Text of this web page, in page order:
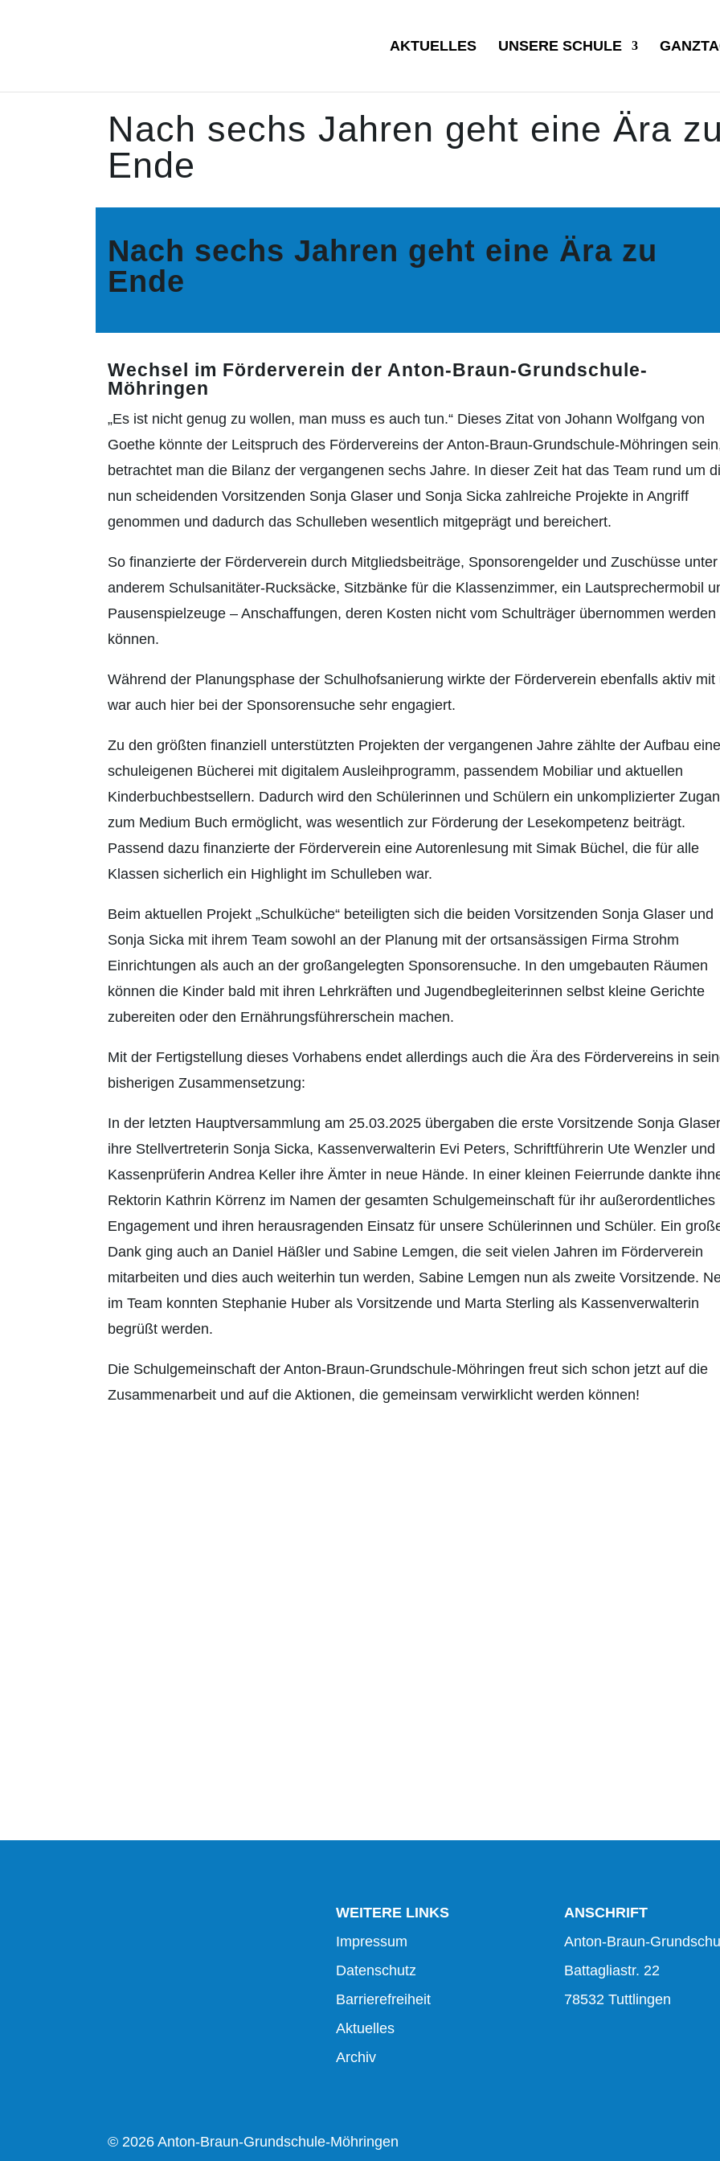
AKTUELLES UNSERE SCHULE
Nach sechs Jahren geht eine Ära zu
Ende
Nach sechs Jahren geht eine Ära zu
Ende
Wechsel im Förderverein der Anton-Braun-Grundschule-
Möhringen
„Es ist nicht genug zu wollen, man muss es auch tun.“ Dieses Zitat von Johann Wolfgang von
Goethe könnte der Leitspruch des Fördervereins der Anton-Braun-Grundschule-Möhringen
betrachtet man die Bilanz der vergangenen sechs Jahre. In dieser Zeit hat das Team rund um
nun scheidenden Vorsitzenden Sonja Glaser und Sonja Sicka zahlreiche Projekte in Angriff
genommen und dadurch das Schulleben wesentlich mitgeprägt und bereichert.
So finanzierte der Förderverein durch Mitgliedsbeiträge, Sponsorengelder und Zuschüsse unter
anderem Schulsanitäter-Rucksäcke, Sitzbänke für die Klassenzimmer, ein Lautsprechermobil
Pausenspielzeuge – Anschaffungen, deren Kosten nicht vom Schulträger übernommen werden
können.
Während der Planungsphase der Schulhofsanierung wirkte der Förderverein ebenfalls aktiv mit
war auch hier bei der Sponsorensuche sehr engagiert.
Zu den größten finanziell unterstützten Projekten der vergangenen Jahre zählte der Aufbau
schuleigenen Bücherei mit digitalem Ausleihprogramm, passendem Mobiliar und aktuellen
Kinderbuchbestsellern. Dadurch wird den Schülerinnen und Schülern ein unkomplizierter
zum Medium Buch ermöglicht, was wesentlich zur Förderung der Lesekompetenz beiträgt.
Passend dazu finanzierte der Förderverein eine Autorenlesung mit Simak Büchel, die für alle
Klassen sicherlich ein Highlight im Schulleben war.
Beim aktuellen Projekt „Schulküche“ beteiligten sich die beiden Vorsitzenden Sonja Glaser und
Sonja Sicka mit ihrem Team sowohl an der Planung mit der ortsansässigen Firma Strohm
Einrichtungen als auch an der großangelegten Sponsorensuche. In den umgebauten Räumen
können die Kinder bald mit ihren Lehrkräften und Jugendbegleiterinnen selbst kleine Gerichte
zubereiten oder den Ernährungsführerschein machen.
Mit der Fertigstellung dieses Vorhabens endet allerdings auch die Ära des Fördervereins in
bisherigen Zusammensetzung:
In der letzten Hauptversammlung am 25.03.2025 übergaben die erste Vorsitzende Sonja
ihre Stellvertreterin Sonja Sicka, Kassenverwalterin Evi Peters, Schriftführerin Ute Wenzler und
Kassenprüferin Andrea Keller ihre Ämter in neue Hände. In einer kleinen Feierrunde dankte
Rektorin Kathrin Körrenz im Namen der gesamten Schulgemeinschaft für ihr außerordentliches
Engagement und ihren herausragenden Einsatz für unsere Schülerinnen und Schüler. Ein
Dank ging auch an Daniel Häßler und Sabine Lemgen, die seit vielen Jahren im Förderverein
mitarbeiten und dies auch weiterhin tun werden, Sabine Lemgen nun als zweite Vorsitzende.
im Team konnten Stephanie Huber als Vorsitzende und Marta Sterling als Kassenverwalterin
begrüßt werden.
Die Schulgemeinschaft der Anton-Braun-Grundschule-Möhringen freut sich schon jetzt auf die
Zusammenarbeit und auf die Aktionen, die gemeinsam verwirklicht werden können!
WEITERE LINKS
Impressum
Datenschutz
Barrierefreiheit
Aktuelles
Archiv
ANSCHRIFT
Anton-Braun-
Battagliastr. 22
78532 Tuttlingen
© 2026 Anton-Braun-Grundschule-Möhringen